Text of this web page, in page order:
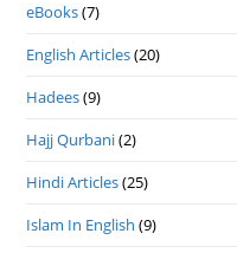
eBooks(7)
English Articles(20)
Hadees(9)
Hajj Qurbani(2)
Hindi Articles(25)
Islam In English (9)